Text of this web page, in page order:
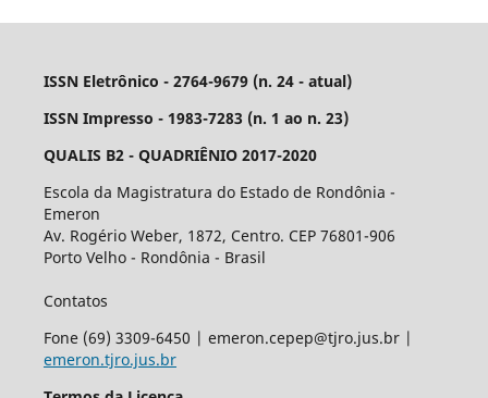
ISSN Eletrônico - 2764-9679 (n. 24 - atual)
ISSN Impresso - 1983-7283 (n. 1 ao n. 23)
QUALIS B2 - QUADRIÊNIO 2017-2020
Escola da Magistratura do Estado de Rondônia -
Emeron
Av. Rogério Weber, 1872, Centro. CEP 76801-906
Porto Velho - Rondônia - Brasil
Contatos
Fone (69) 3309-6450 | emeron.cepep@tjro.jus.br |
emeron.tjro.jus.br